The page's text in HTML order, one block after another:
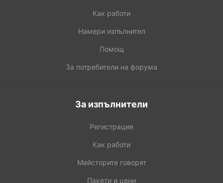
Как работи
Намери изпълнител
Помощ
За потребители на форума
За изпълнители
Регистрация
Как работи
Майсторите говорят
Пакети и цени